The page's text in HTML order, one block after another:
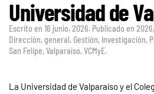
Universidad de
Escrito en 16 junio, 2026. Publicado en 2026,
Dirección,general, Gestión, Investigación,
San Felipe,Valparaíso,VCMyE.
La Universidad de Valparaíso y el